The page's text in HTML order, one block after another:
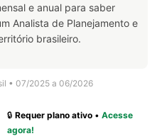
e anual para saber
Analista de Planejamento e
brasileiro.
• 07/2025 a 06/2026
🔒Requer plano ativo •Acesse
agora!